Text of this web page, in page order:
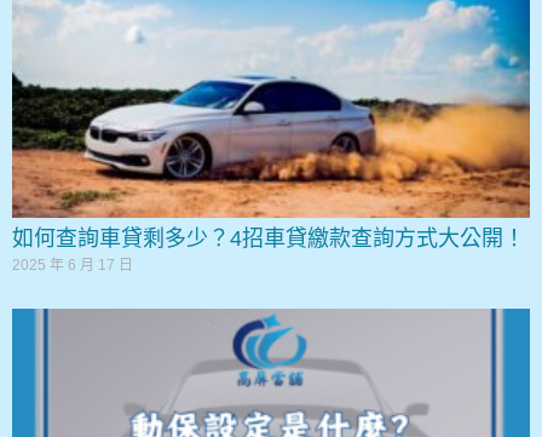
如何查詢車貸剩多少？4招車貸繳款查詢方式大公開！
2025 年 6 月 17 日